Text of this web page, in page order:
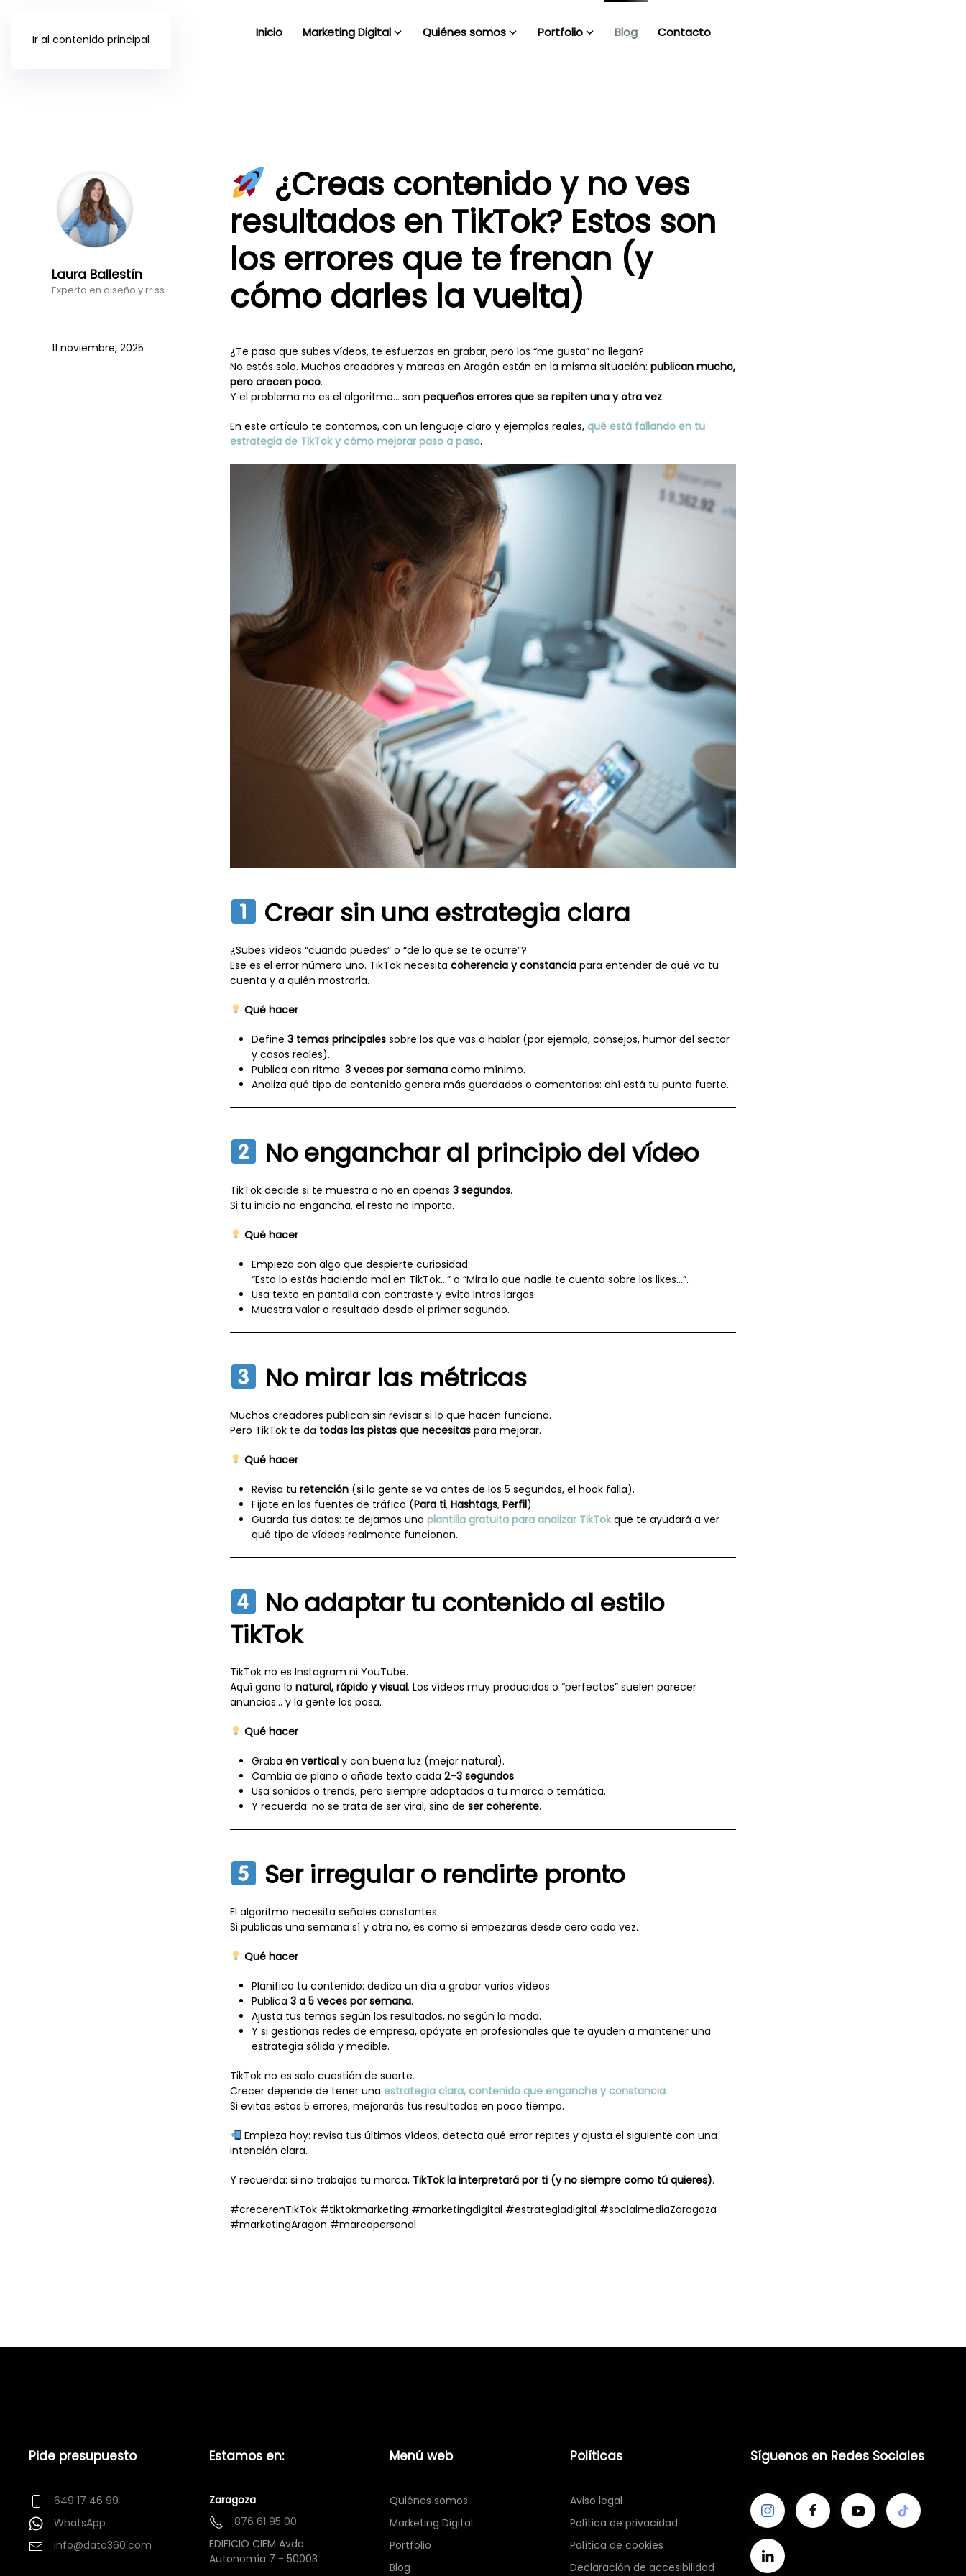
Ir al contenido principal Inicio Marketing Digital Quiénes somos Portfolio Blog Contacto
Laura Ballestín
Experta en diseño y rr.ss
11 noviembre, 2025
¿Creas contenido y no ves
resultados en TikTok? Estos son
los errores que te frenan (y
cómo darles la vuelta)
¿Te pasa que subes vídeos, te esfuerzas en grabar, pero los “me gusta” no llegan?
No estás solo. Muchos creadores y marcas en Aragón están en la misma situación: publican mucho,
pero crecen poco.
Y el problema no es el algoritmo… son pequeños errores que se repiten una y otra vez.
En este artículo te contamos, con un lenguaje claro y ejemplos reales, qué está fallando en tu
estrategia de TikTok y cómo mejorar paso a paso.
Crear sin una estrategia clara
¿Subes vídeos “cuando puedes” o “de lo que se te ocurre”?
Ese es el error número uno. TikTok necesita coherencia y constancia para entender de qué va tu
cuenta y a quién mostrarla.
Qué hacer
Define 3 temas principales sobre los que vas a hablar (por ejemplo, consejos, humor del sector
y casos reales).
Publica con ritmo: 3 veces por semana como mínimo.
Analiza qué tipo de contenido genera más guardados o comentarios: ahí está tu punto fuerte.
No enganchar al principio del vídeo
TikTok decide si te muestra o no en apenas 3 segundos.
Si tu inicio no engancha, el resto no importa.
Qué hacer
Empieza con algo que despierte curiosidad:
“Esto lo estás haciendo mal en TikTok…” o “Mira lo que nadie te cuenta sobre los likes…”.
Usa texto en pantalla con contraste y evita intros largas.
Muestra valor o resultado desde el primer segundo.
No mirar las métricas
Muchos creadores publican sin revisar si lo que hacen funciona.
Pero TikTok te da todas las pistas que necesitas para mejorar.
Qué hacer
Revisa tu retención (si la gente se va antes de los 5 segundos, el hook falla).
Fíjate en las fuentes de tráfico (Para ti, Hashtags, Perfil).
Guarda tus datos: te dejamos una plantilla gratuita para analizar TikTokque te ayudará a ver
qué tipo de vídeos realmente funcionan.
No adaptar tu contenido al estilo
TikTok
TikTok no es Instagram ni YouTube.
Aquí gana lo natural, rápido y visual. Los vídeos muy producidos o “perfectos” suelen parecer
anuncios… y la gente los pasa.
Qué hacer
Graba en vertical y con buena luz (mejor natural).
Cambia de plano o añade texto cada 2–3 segundos.
Usa sonidos o trends, pero siempre adaptados a tu marca o temática.
Y recuerda: no se trata de ser viral, sino de ser coherente.
Ser irregular o rendirte pronto
El algoritmo necesita señales constantes.
Si publicas una semana sí y otra no, es como si empezaras desde cero cada vez.
Qué hacer
Planifica tu contenido: dedica un día a grabar varios vídeos.
Publica 3 a 5 veces por semana.
Ajusta tus temas según los resultados, no según la moda.
Y si gestionas redes de empresa, apóyate en profesionales que te ayuden a mantener una
estrategia sólida y medible.
TikTok no es solo cuestión de suerte.
Crecer depende de tener una estrategia clara, contenido que enganche y constancia.
Si evitas estos 5 errores, mejorarás tus resultados en poco tiempo.
Empieza hoy: revisa tus últimos vídeos, detecta qué error repites y ajusta el siguiente con una
intención clara.
Y recuerda: si no trabajas tu marca, TikTok la interpretará por ti (y no siempre como tú quieres).
#crecerenTikTok #tiktokmarketing #marketingdigital #estrategiadigital #socialmediaZaragoza
#marketingAragon #marcapersonal
Pide presupuesto
649 17 46 99
WhatsApp
info@dato360.com
Estamos en:
Zaragoza
876 61 95 00
EDIFICIO CIEM Avda.
Autonomía 7 - 50003
Menú web
Quiénes somos
Marketing Digital
Portfolio
Blog
Políticas
Aviso legal
Política de privacidad
Política de cookies
Declaración de accesibilidad
Síguenos en Redes Sociales